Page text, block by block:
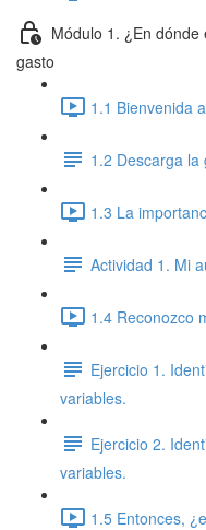
Módulo 1. ¿En
gasto
1.1 Bienvenida
1.2 Descarga la
1.3 La
Actividad 1. Mi
1.4 Reconozco
Ejercicio 1.
variables.
Ejercicio 2.
variables.
1.5 Entonces,